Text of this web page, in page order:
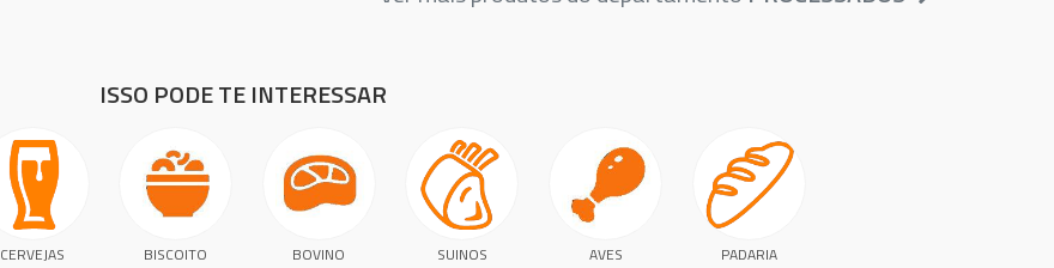
ISSO PODE TE INTERESSAR
CERVEJAS BISCOITO BOVINO SUINOS AVES PADARIA